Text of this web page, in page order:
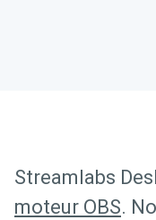
Streamlabs
moteur OBS.